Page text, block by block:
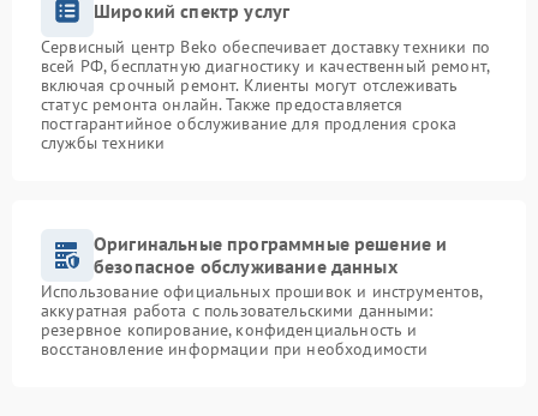
Широкий спектр услуг
Сервисный центр Beko обеспечивает доставку техники по
всей РФ, бесплатную диагностику и качественный ремонт,
включая срочный ремонт. Клиенты могут отслеживать
статус ремонта онлайн. Также предоставляется
постгарантийное обслуживание для продления срока
службы техники
Оригинальные программные решение и
безопасное обслуживание данных
Использование официальных прошивок и инструментов,
аккуратная работа с пользовательскими данными:
резервное копирование, конфиденциальность и
восстановление информации при необходимости